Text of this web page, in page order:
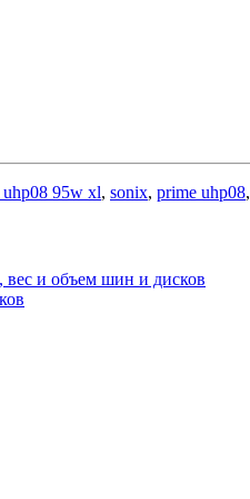
95w xl, sonix, prime uhp08,
и объем шин и дисков